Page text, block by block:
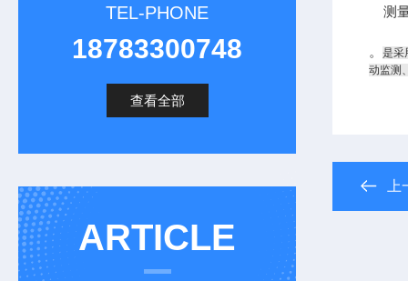
TEL-PHONE
18783300748
查看全部
ARTICLE
测
。
是采
动监测